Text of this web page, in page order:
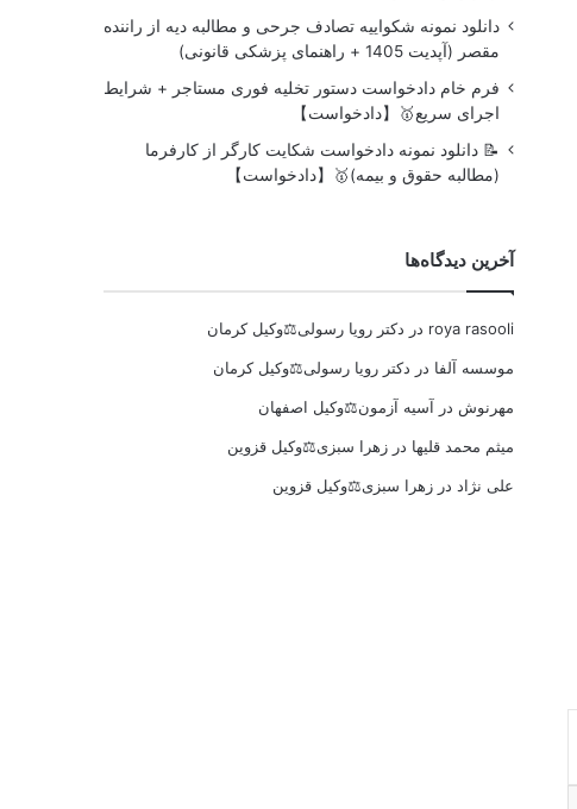
دانلود نمونه شکواییه تصادف جرحی و مطالبه دیه از راننده
مقصر (آپدیت 1405 + راهنمای پزشکی قانونی)
فرم خام دادخواست دستور تخلیه فوری مستاجر + شرایط
اجرای سریع🥇【دادخواست】
📝 دانلود نمونه دادخواست شکایت کارگر از کارفرما
(مطالبه حقوق و بیمه)🥇【دادخواست】
آخرین دیدگاه‌ها
roya rasooli در دکتر رویا رسولی⚖️وکیل کرمان
موسسه آلفا در دکتر رویا رسولی⚖️وکیل کرمان
مهرنوش در آسیه آزمون⚖️وکیل اصفهان
میثم محمد قلیها درزهرا سبزی⚖️وکیل قزوین
علی نژاد درزهرا سبزی⚖️وکیل قزوین